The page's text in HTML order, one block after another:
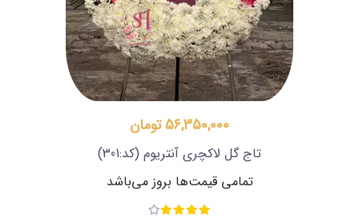
56,350,000 تومان
تاج گل لاکچری آنتریوم (کد:301)
تمامی قیمت‌ها بروز می‌باشد